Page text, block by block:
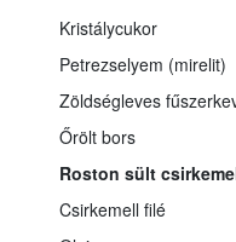
Kristálycukor
Petrezselyem (mirelit)
Zöldségleves
Őrölt bors
Roston sült
Csirkemell filé